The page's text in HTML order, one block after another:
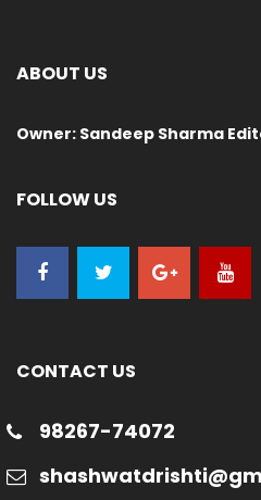
ABOUT US
Owner: Sandeep Sharma
FOLLOW US
CONTACT US
98267-74072